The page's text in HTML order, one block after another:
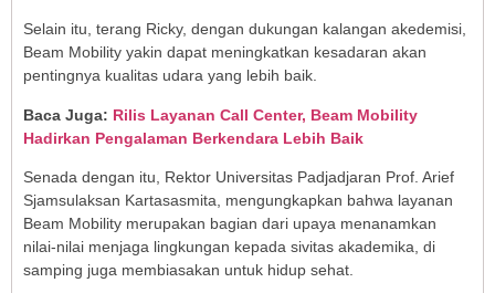
Selain itu, terang Ricky, dengan dukungan kalangan akedemisi,
Beam Mobility yakin dapat meningkatkan kesadaran akan
pentingnya kualitas udara yang lebih baik.
Baca Juga: Rilis Layanan Call Center, Beam Mobility
Hadirkan Pengalaman Berkendara Lebih Baik
Senada dengan itu, Rektor Universitas Padjadjaran Prof. Arief
Sjamsulaksan Kartasasmita, mengungkapkan bahwa layanan
Beam Mobility merupakan bagian dari upaya menanamkan
nilai-nilai menjaga lingkungan kepada sivitas akademika, di
samping juga membiasakan untuk hidup sehat.